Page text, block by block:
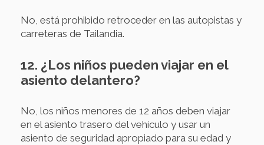
No, está prohibido retroceder en las autopistas y
carreteras de Tailandia.
12. ¿Los niños pueden viajar en el
asiento delantero?
No, los niños menores de 12 años deben viajar
en el asiento trasero del vehículo y usar un
asiento de seguridad apropiado para su edad y